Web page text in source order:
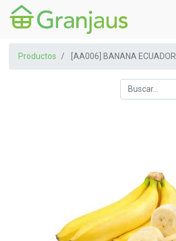
Productos [AA006] BANANA ECUADOR